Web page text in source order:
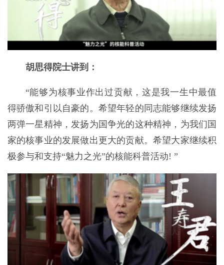
胡思得院士讲到：
“能够为核事业作出过贡献，这是我一生中最值
得骄傲和引以自豪的。希望年轻的同志能够继续发扬
两弹一星精神，发扬为国争光的这种精神，为我们国
家的核事业的发展做出更大的贡献。希望大家继续积
极参与和支持“魅力之光”的核能科普活动! ”